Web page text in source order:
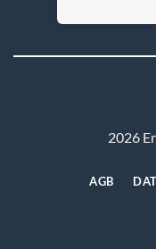
2026
AGB